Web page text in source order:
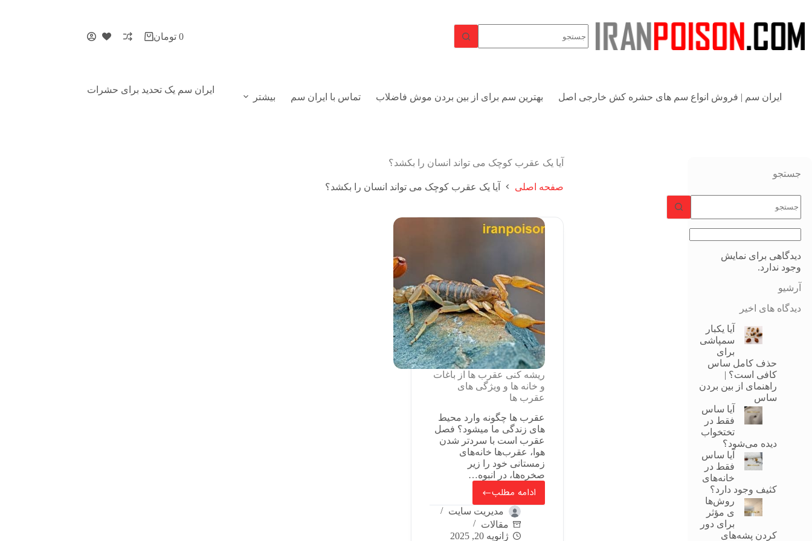
0 تومان
ایران سم | فروش انواع سم های حشره کش خارجی اصل بهترین سم برای از بین بردن موش فاضلاب تماس با ایران سم بیشتر
ایران سم یک تحدید برای حشرات
آیا یک عقرب کوچک می تواند انسان را بکشد؟
صفحه اصلی آیا یک عقرب کوچک می تواند انسان را بکشد؟
ریشه کنی عقرب ها از باغات
و خانه ها و ویژگی های
عقرب ها
عقرب ها چگونه وارد محیط
های زندگی ما میشود؟ فصل
عقرب است با سردتر شدن
هوا، عقرب‌ها خانه‌های
زمستانی خود را زیر
صخره‌ها، در انبوه…
ادامه مطلب
مدیریت سایت
مقالات
ژانویه 20, 2025
جستجو
دیدگاهی برای نمایش
وجود ندارد.
آرشیو
دیدگاه های اخیر
آیا یکبار
سمپاشی
برای
حذف کامل ساس
کافی است؟ |
راهنمای از بین بردن
ساس
آیا ساس
فقط در
تختخواب
دیده می‌شود؟
آیا ساس
فقط در
خانه‌های
کثیف وجود دارد؟
روش‌ها
ی مؤثر
برای دور
کردن پشه‌های